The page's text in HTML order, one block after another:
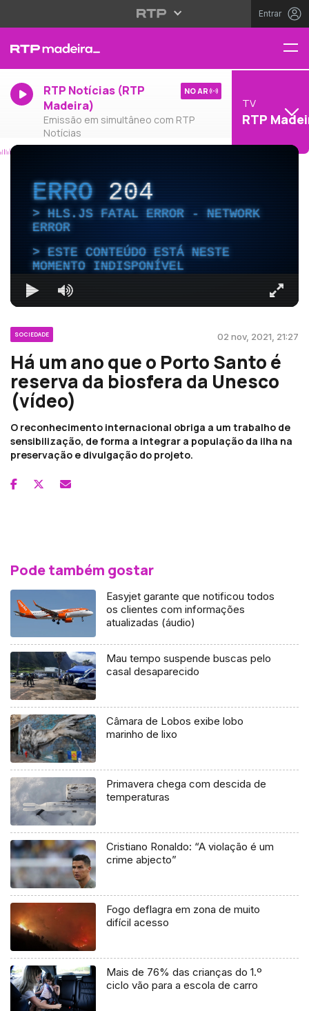
Entrar
RTP Notícias (RTP
Madeira)
Emissão em simultâneo com RTP
Notícias
NO AR
TV
RTP
ERRO204
HLS.JS FATAL ERROR - NETWORK
ERROR
ESTE CONTEÚDO ESTÁ NESTE
MOMENTO INDISPONÍVEL
SOCIEDADE 02 nov, 2021, 21:27
Há um ano que o Porto Santo é
reserva da biosfera da Unesco
(vídeo)
O reconhecimento internacional obriga a um trabalho de
sensibilização, de forma a integrar a população da ilha na
preservação e divulgação do projeto.
Pode também gostar
Easyjet garante que notificou todos
os clientes com informações
atualizadas (áudio)
Mau tempo suspende buscas pelo
casal desaparecido
Câmara de Lobos exibe lobo
marinho de lixo
Primavera chega com descida de
temperaturas
Cristiano Ronaldo: “A violação é um
crime abjecto”
Fogo deflagra em zona de muito
difícil acesso
Mais de 76% das crianças do 1.º
ciclo vão para a escola de carro